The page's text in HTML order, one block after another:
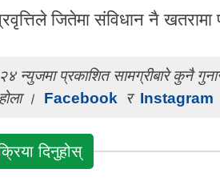
जितेमा संविधान नै खतरामा
न्युजमा प्रकाशित सामग्रीबारे कुनै
।
Facebook र Instagram
दिनुहोस्